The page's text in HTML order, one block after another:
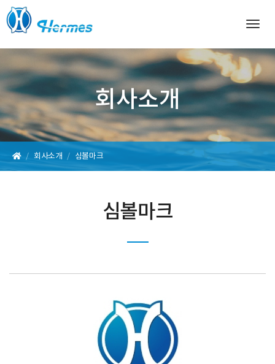
회사소개
회사소개 심볼마크
심볼마크